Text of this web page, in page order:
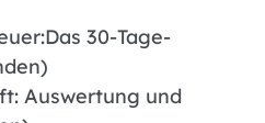
30-Tage-
Auswertung und